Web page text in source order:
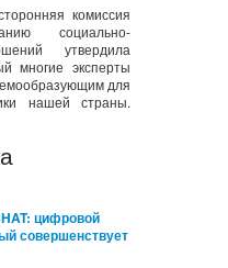
комиссия
социально-
утвердила
многие эксперты
для
нашей страны.
цифровой
совершенствует